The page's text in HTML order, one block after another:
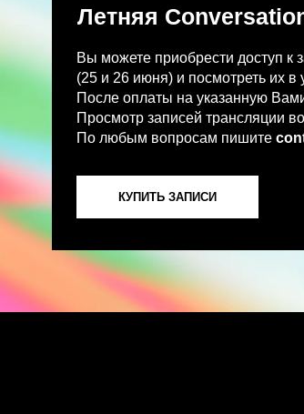
Вы можете приобрести доступ к
После оплаты на указанную Вами
Просмотр записей трансляции
По любым вопросам пишите
КУПИТЬ ЗАПИСИ